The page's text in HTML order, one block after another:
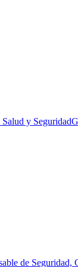
y Seguridad
de